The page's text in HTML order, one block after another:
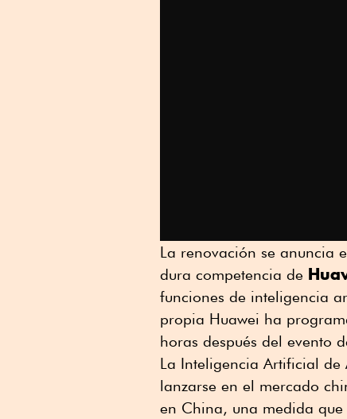
La renovación se anuncia
dura competencia de
funciones de inteligencia
propia Huawei ha
horas después del evento
La Inteligencia Artificial
lanzarse en el mercado
en China, una medida